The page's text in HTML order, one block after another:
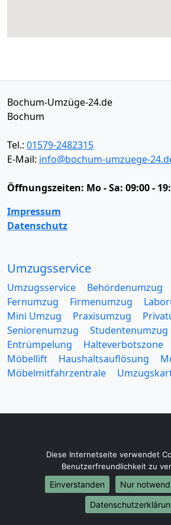
Bochum-Umzüge-24.de
Bochum
Tel.: 01579-2482315
E-Mail: info@bochum-umzuege-
Öffnungszeiten: Mo - Sa: 09:00 -
Impressum
Datenschutz
Umzugsservice
Umzugsservice Behördenumzug
Fernumzug
Firmenumzug
Mini Umzug
Praxisumzug
Seniorenumzug
Studentenumzug
Entrümpelung
Halteverbotszone
Möbellift
Haushaltsauflösung
Möbelmitfahrzentrale
Europa-Umzüge
Umzug von Bochum nach Belarus
Umzug von Bochum nach Belgien
Umzug von Bochum nach
Umzug von Bochum nach
Diese Internetseite verwendet
Benutzerfreundlichkeit zu
Einverstanden
Nur